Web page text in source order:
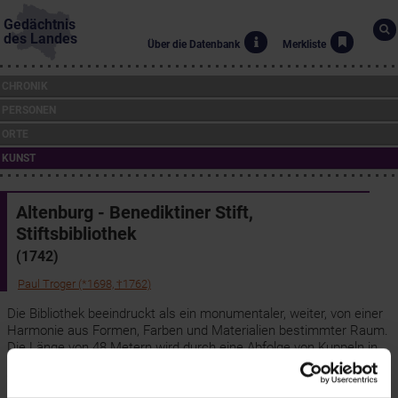
Gedächtnis
des Landes
Über die Datenbank Merkliste
KUNST
Altenburg - Benediktiner Stift,
Stiftsbibliothek
(1742)
Paul Troger (*1698, †1762)
Die Bibliothek beeindruckt als ein monumentaler, weiter, von einer
Harmonie aus Formen, Farben und Materialien bestimmter Raum.
Die Länge von 48 Metern wird durch eine Abfolge von Kuppeln in
der Mitte und an den Enden sowie dazwischenliegenden
Tonnengewölben in 5 Kompartimente gegliedert. Diese